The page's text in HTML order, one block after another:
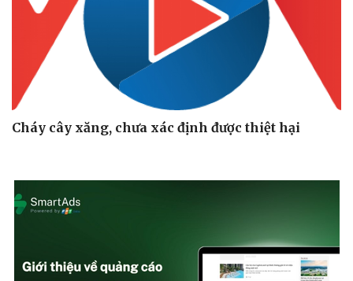
Cháy cây xăng, chưa xác định được thiệt hại